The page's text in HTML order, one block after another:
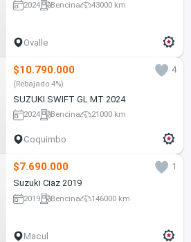
2024 Bencina 43000 km
Ovalle
$10.790.000 4
(Rebajado 4%)
SUZUKI SWIFT GL MT 2024
2024 Bencina 21000 km
Coquimbo
$7.690.000
1
Suzuki Ciaz 2019
2019 Bencina 146000 km
Macul